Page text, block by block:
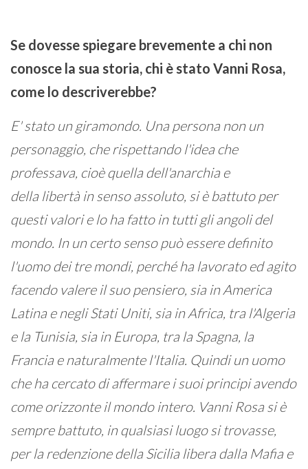
Se dovesse spiegare brevemente a chi non
conosce la sua storia, chi è stato Vanni Rosa,
come lo descriverebbe?
E' stato un giramondo. Una persona non un
personaggio, che rispettando l'idea che
professava, cioè quella dell'anarchia e
della libertà in senso assoluto, si è battuto per
questi valori e lo ha fatto in tutti gli angoli del
mondo. In un certo senso può essere definito
l'uomo dei tre mondi, perché ha lavorato ed agito
facendo valere il suo pensiero, sia in America
Latina e negli Stati Uniti, sia in Africa, tra l'Algeria
e la Tunisia, sia in Europa, tra la Spagna, la
Francia e naturalmente l'Italia. Quindi un uomo
che ha cercato di affermare i suoi principi avendo
come orizzonte il mondo intero. Vanni Rosa si è
sempre battuto, in qualsiasi luogo si trovasse,
per la redenzione della Sicilia libera dalla Mafia e